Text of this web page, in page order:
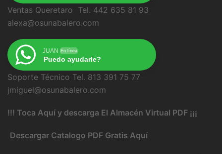
Ventas Queretaro Tel. 442 635 81 93
alexa@osunabalero.com
JUAN En línea
Puedo ayudarle?
Soporte Técnico Tel. 813 391 75 77
jmiguel@osunabalero.com
!!! Toca Aquí y descarga El Almacén Virtual PDF ¡¡¡
Descargar Catalogo PDF Gratis Aquí